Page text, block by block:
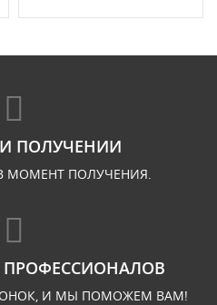
ПОЛУЧЕНИИ
МОМЕНТ ПОЛУЧЕНИЯ.
И МЫ ПОМОЖЕМ ВАМ!